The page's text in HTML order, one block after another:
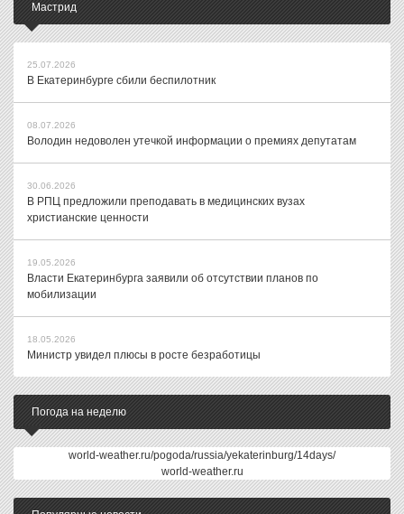
Мастрид
25.07.2026
В Екатеринбурге сбили беспилотник
08.07.2026
Володин недоволен утечкой информации о премиях депутатам
30.06.2026
В РПЦ предложили преподавать в медицинских вузах
христианские ценности
19.05.2026
Власти Екатеринбурга заявили об отсутствии планов по
мобилизации
18.05.2026
Министр увидел плюсы в росте безработицы
Погода на неделю
world-weather.ru/pogoda/russia/yekaterinburg/14days/
world-weather.ru